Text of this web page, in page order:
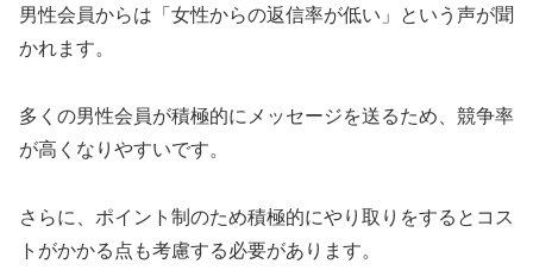
男性会員からは「女性からの返信率が低い」という声が聞
かれます。
多くの男性会員が積極的にメッセージを送るため、競争率
が高くなりやすいです。
さらに、ポイント制のため積極的にやり取りをするとコス
トがかかる点も考慮する必要があります。